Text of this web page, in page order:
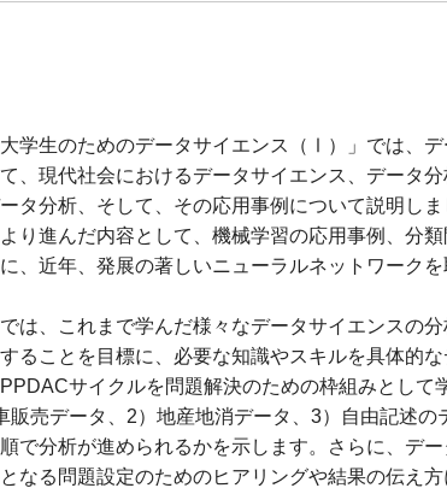
学生のためのデータサイエンス（Ⅰ）」では、
、現代社会におけるデータサイエンス、データ
タ分析、そして、その応用事例について説明し
り進んだ内容として、機械学習の応用事例、分
、近年、発展の著しいニューラルネットワークを
は、これまで学んだ様々なデータサイエンスの
ることを目標に、必要な知識やスキルを具体的
サイクルを問題解決のための枠組みとして
販売データ、2）地産地消データ、3）自由記述の
で分析が進められるかを示します。さらに、デ
なる問題設定のためのヒアリングや結果の伝え方